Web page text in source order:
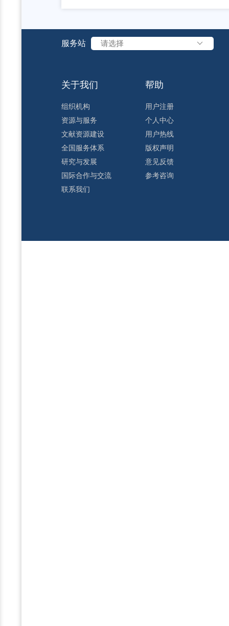
服务站 请选择
关于我们
组织机构
资源与服务
文献资源建设
全国服务体系
研究与发展
国际合作与交流
联系我们
帮助
用户注册
个人中心
用户热线
版权声明
意见反馈
参考咨询